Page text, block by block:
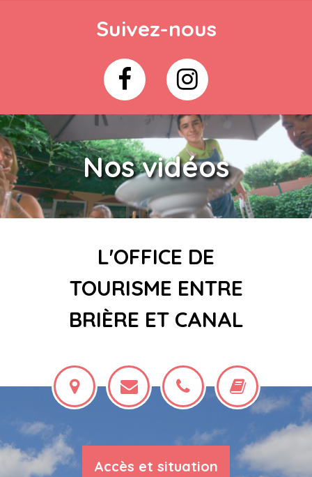
Suivez-nous
Nos vidéos
L'OFFICE DE
TOURISME ENTRE
BRIÈRE ET CANAL
Accès et situation